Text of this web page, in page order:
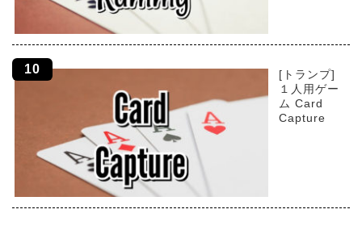
[トランプ]
１人用ゲー
ム Card
Capture